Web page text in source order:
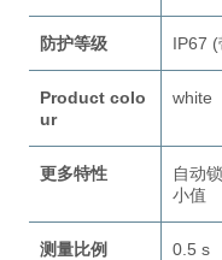
防护等级 IP67
Product colo
ur
white
更多特性
自动
小值
测量比例 0.5 s